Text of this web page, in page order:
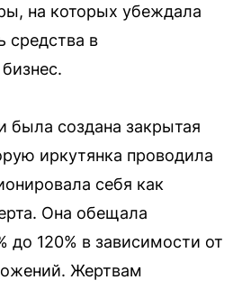
на которых убеждала
средства в
была создана закрытая
иркутянка проводила
себя как
Она обещала
до 120% в зависимости от
Жертвам